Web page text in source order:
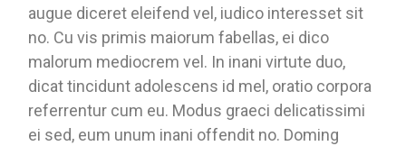
augue diceret eleifend vel, iudico interesset sit
no. Cu vis primis maiorum fabellas, ei dico
malorum mediocrem vel. In inani virtute duo,
dicat tincidunt adolescens id mel, oratio corpora
referrentur cum eu. Modus graeci delicatissimi
ei sed, eum unum inani offendit no. Doming